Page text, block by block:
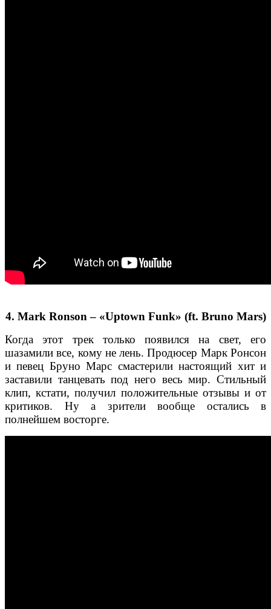
4. Mark Ronson – «Uptown Funk» (ft. Bruno Mars)
Когда этот трек только появился на свет, его
шазамили все, кому не лень. Продюсер Марк Ронсон
и певец Бруно Марс смастерили настоящий хит и
заставили танцевать под него весь мир. Стильный
клип, кстати, получил положительные отзывы и от
критиков. Ну а зрители вообще остались в
полнейшем восторге.